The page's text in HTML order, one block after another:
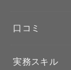
口コミ
実務スキル